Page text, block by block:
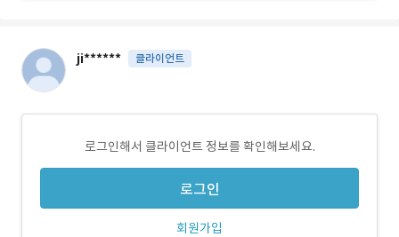
ji****** 클라이언트
로그인해서 클라이언트 정보를 확인해보세요.
로그인
회원가입